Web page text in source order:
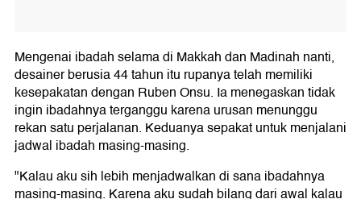
Mengenai ibadah selama di Makkah dan Madinah nanti,
desainer berusia 44 tahun itu rupanya telah memiliki
kesepakatan dengan Ruben Onsu. Ia menegaskan tidak
ingin ibadahnya terganggu karena urusan menunggu
rekan satu perjalanan. Keduanya sepakat untuk menjalani
jadwal ibadah masing-masing.
"Kalau aku sih lebih menjadwalkan di sana ibadahnya
masing-masing. Karena aku sudah bilang dari awal kalau